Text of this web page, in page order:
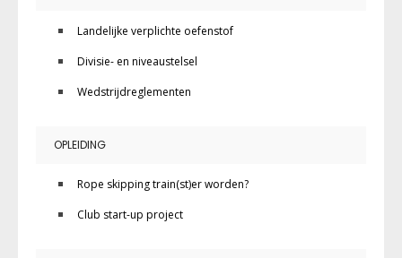
Landelijke verplichte oefenstof
Divisie- en niveaustelsel
Wedstrijdreglementen
OPLEIDING
Rope skipping train(st)er worden?
Club start-up project